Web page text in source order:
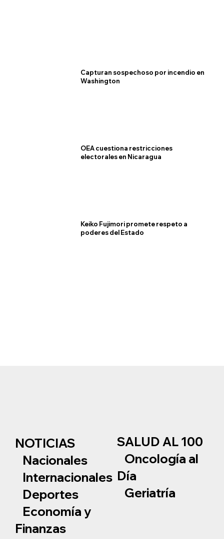
Capturan sospechoso por incendio en
Washington
OEA cuestiona restricciones
electorales en Nicaragua
Keiko Fujimori promete respeto a
poderes del Estado
NOTICIAS
Nacionales
Internacionales
Deportes
Economía y
Finanzas
SALUD AL 100
Oncología al
Día
Geriatría